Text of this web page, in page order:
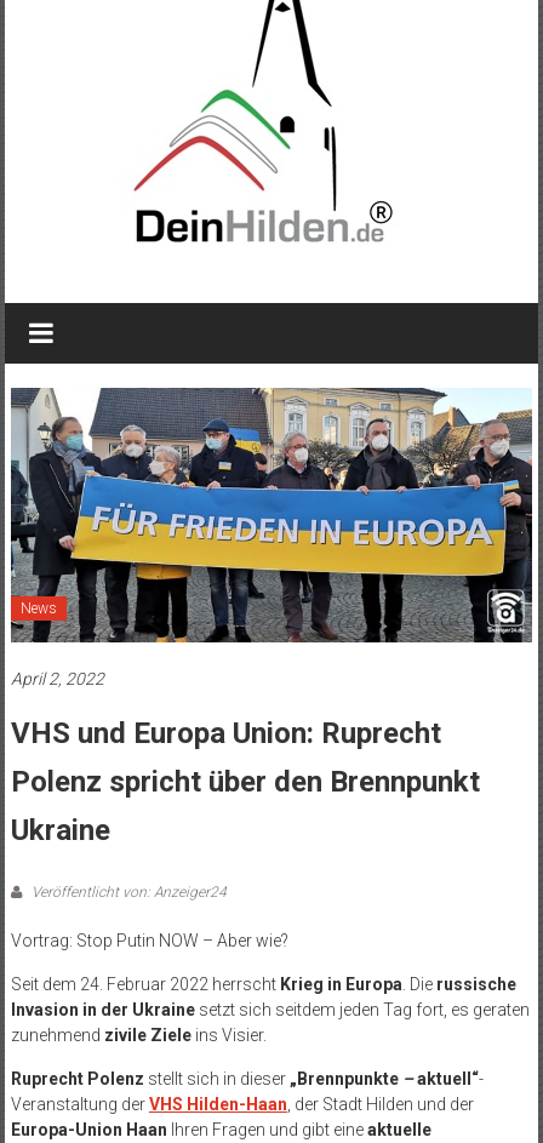
News
April 2, 2022
VHS und Europa Union: Ruprecht
Polenz spricht über den Brennpunkt
Ukraine
Veröffentlicht von: Anzeiger24
Vortrag: Stop Putin NOW – Aber wie?
Seit dem 24. Februar 2022 herrscht Krieg in Europa . Die russische
Invasion in der Ukrainesetzt sich seitdem jeden Tag fort, es geraten
zunehmend zivile Zieleins Visier.
Ruprecht Polenz stellt sich in dieser „Brennpunkte –aktuell“-
Veranstaltung derVHS Hilden-Haan , der Stadt Hilden und der
Europa-Union Haan Ihren Fragen und gibt eineaktuelle